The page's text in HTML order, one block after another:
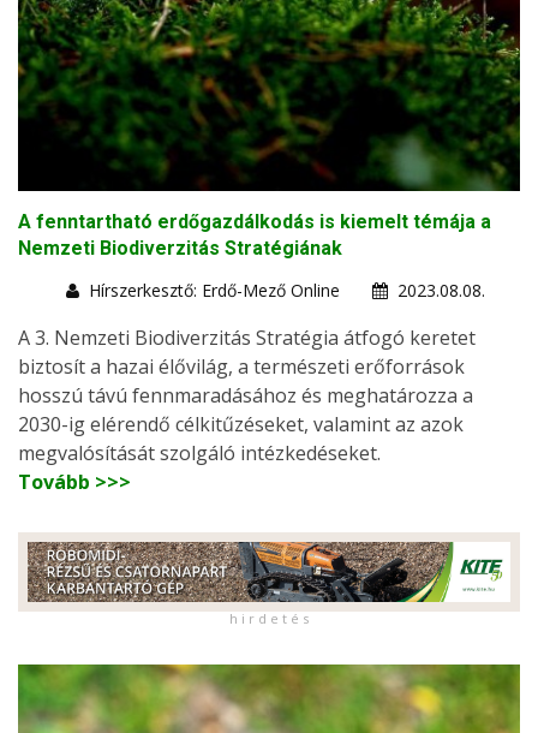
A fenntartható erdőgazdálkodás is kiemelt témája a
Nemzeti Biodiverzitás Stratégiának
Hírszerkesztő: Erdő-Mező Online
2023.08.08.
A 3. Nemzeti Biodiverzitás Stratégia átfogó keretet
biztosít a hazai élővilág, a természeti erőforrások
hosszú távú fennmaradásához és meghatározza a
2030-ig elérendő célkitűzéseket, valamint az azok
megvalósítását szolgáló intézkedéseket.
Tovább >>>
h i r d e t é s